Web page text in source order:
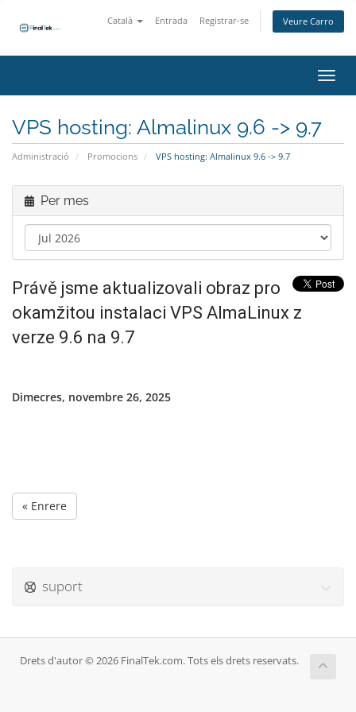
Català Entrada Registrar-se Veure Carro
VPS hosting: Almalinux 9.6 -> 9.7
Administració Promocions VPS hosting: Almalinux 9.6 -> 9.7
Per mes
Právě jsme aktualizovali obraz pro
okamžitou instalaci VPS AlmaLinux z
verze 9.6 na 9.7
Dimecres, novembre 26, 2025
« Enrere
suport
Drets d'autor © 2026 FinalTek.com. Tots els drets reservats.